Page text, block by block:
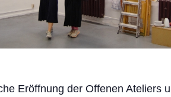
Eröffnung der Offenen Ateliers